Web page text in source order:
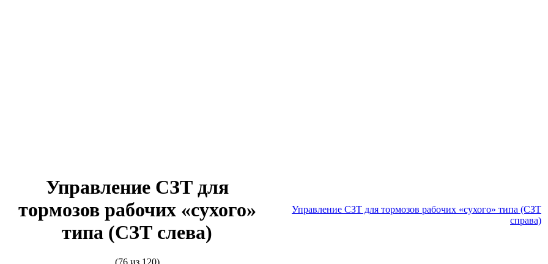
Управление СЗТ для
тормозов рабочих «сухого»
типа (СЗТ слева)
Управление СЗТ для тормозов рабочих «сухого» типа (СЗТ
справа)